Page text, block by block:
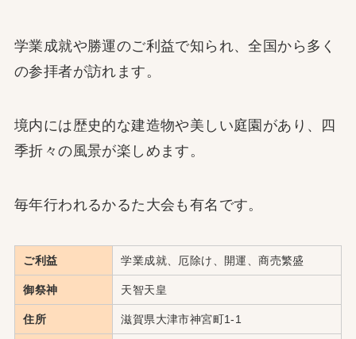
学業成就や勝運のご利益で知られ、全国から多く
の参拝者が訪れます。
境内には歴史的な建造物や美しい庭園があり、四
季折々の風景が楽しめます。
毎年行われるかるた大会も有名です。
ご利益 学業成就、厄除け、開運、商売繁盛
御祭神 天智天皇
住所 滋賀県大津市神宮町1-1